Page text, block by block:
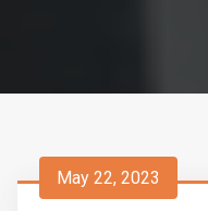
May 22, 2023